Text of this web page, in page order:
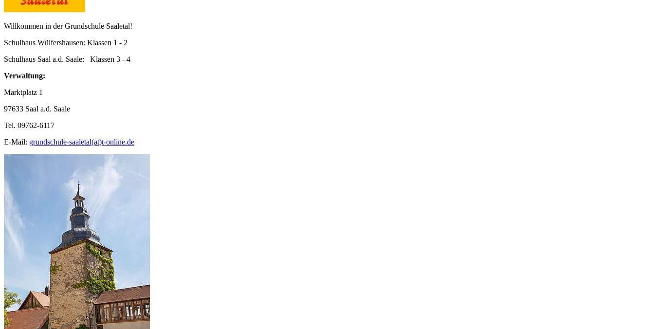
Willkommen in der Grundschule Saaletal!
Schulhaus Wülfershausen: Klassen 1 - 2
Schulhaus Saal a.d. Saale: Klassen 3 - 4
Verwaltung:
Marktplatz 1
97633 Saal a.d. Saale
Tel. 09762-6117
E-Mail: grundschule-saaletal(at)t-online.de